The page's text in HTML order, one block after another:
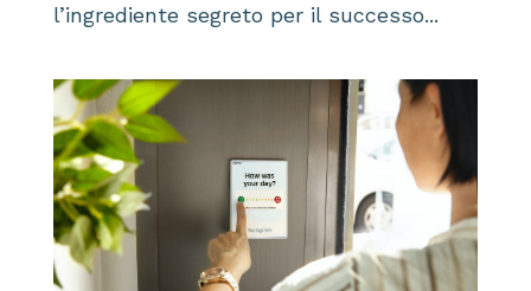
l’ingrediente segreto per il successo...